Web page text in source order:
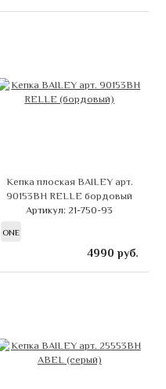
Кепка плоская BAILEY арт.
90153BH RELLE бордовый
Артикул: 21-750-93
ONE
4990 руб.